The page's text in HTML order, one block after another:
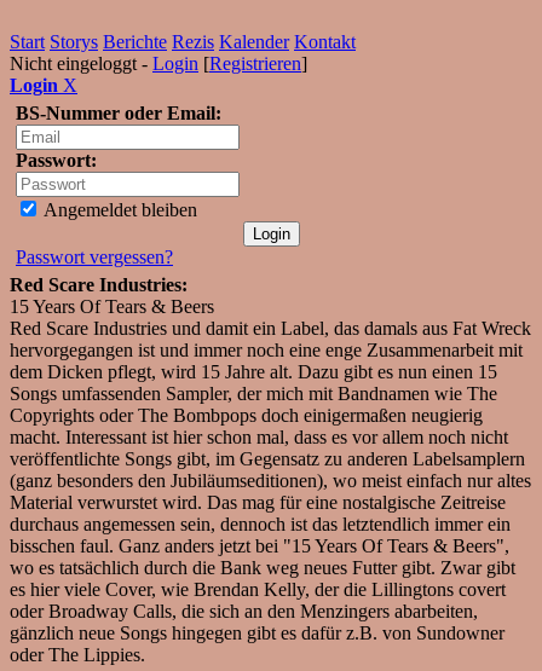
Start Storys Berichte Rezis Kalender Kontakt
Nicht eingeloggt - Login [Registrieren]
Login X
BS-Nummer oder Email:
Passwort:
Angemeldet bleiben
Passwort vergessen?
Red Scare Industries:
15 Years Of Tears & Beers
Red Scare Industries und damit ein Label, das damals aus Fat Wreck
hervorgegangen ist und immer noch eine enge Zusammenarbeit mit
dem Dicken pflegt, wird 15 Jahre alt. Dazu gibt es nun einen 15
Songs umfassenden Sampler, der mich mit Bandnamen wie The
Copyrights oder The Bombpops doch einigermaßen neugierig
macht. Interessant ist hier schon mal, dass es vor allem noch nicht
veröffentlichte Songs gibt, im Gegensatz zu anderen Labelsamplern
(ganz besonders den Jubiläumseditionen), wo meist einfach nur altes
Material verwurstet wird. Das mag für eine nostalgische Zeitreise
durchaus angemessen sein, dennoch ist das letztendlich immer ein
bisschen faul. Ganz anders jetzt bei "15 Years Of Tears & Beers",
wo es tatsächlich durch die Bank weg neues Futter gibt. Zwar gibt
es hier viele Cover, wie Brendan Kelly, der die Lillingtons covert
oder Broadway Calls, die sich an den Menzingers abarbeiten,
gänzlich neue Songs hingegen gibt es dafür z.B. von Sundowner
oder The Lippies.